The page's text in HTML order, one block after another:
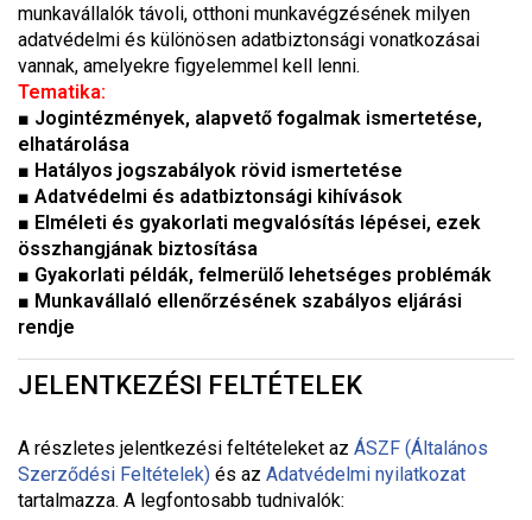
munkavállalók távoli, otthoni munkavégzésének milyen
adatvédelmi és különösen adatbiztonsági vonatkozásai
vannak, amelyekre figyelemmel kell lenni.
Tematika:
■ Jogintézmények, alapvető fogalmak ismertetése,
elhatárolása
■ Hatályos jogszabályok rövid ismertetése
■ Adatvédelmi és adatbiztonsági kihívások
■ Elméleti és gyakorlati megvalósítás lépései, ezek
összhangjának biztosítása
■ Gyakorlati példák, felmerülő lehetséges problémák
■ Munkavállaló ellenőrzésének szabályos eljárási
rendje
JELENTKEZÉSI FELTÉTELEK
A részletes jelentkezési feltételeket az ÁSZF (Általános
Szerződési Feltételek) és az Adatvédelmi nyilatkozat
tartalmazza. A legfontosabb tudnivalók: